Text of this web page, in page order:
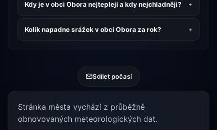
Kdy je v obci Obora nejtepleji a kdy nejchladněji?
Kolik napadne srážek v obci Obora za rok?
Sdílet počasí
Stránka města vychází z průběžně
obnovovaných meteorologických dat.